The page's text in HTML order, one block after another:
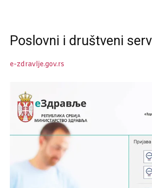
Poslovni i društveni
e-zdravlje.gov.rs